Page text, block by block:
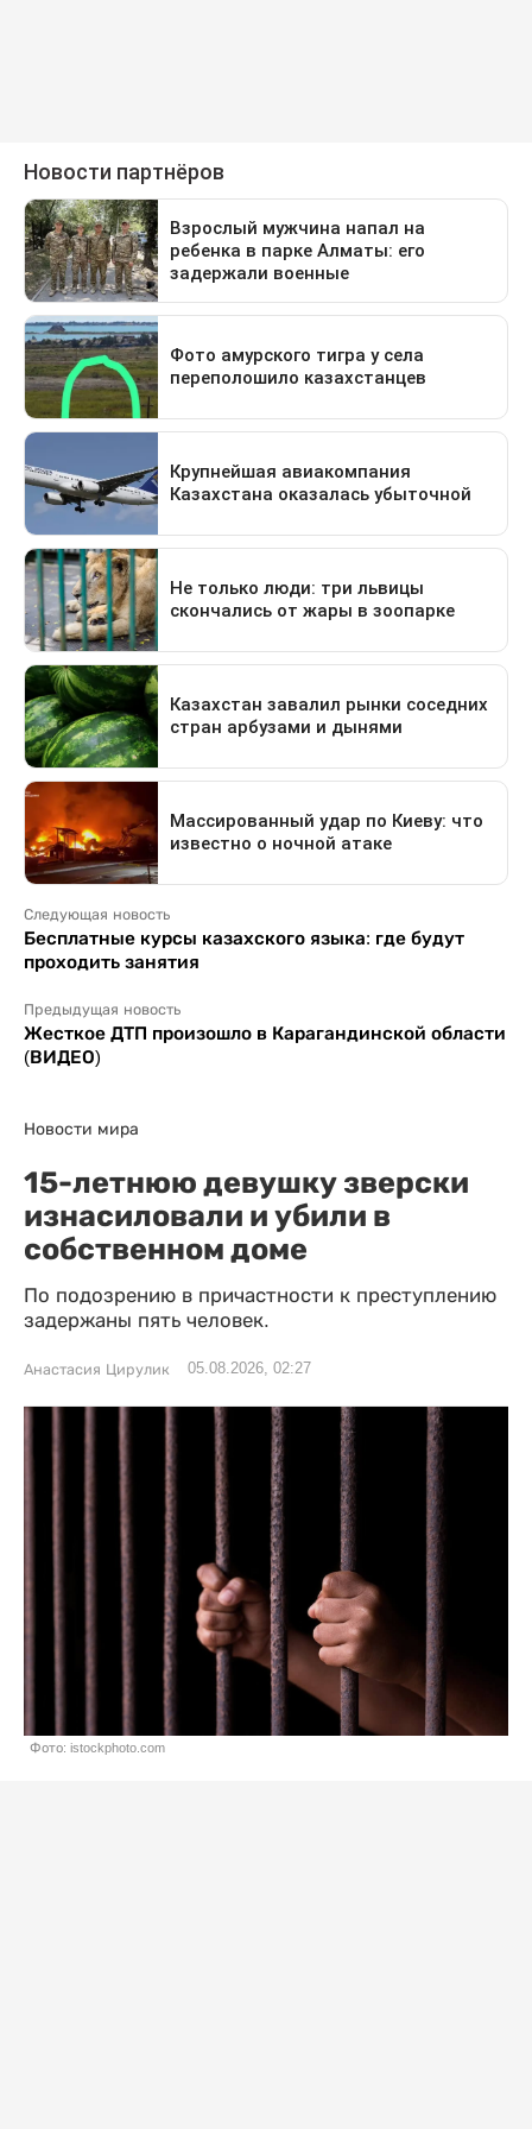
Следующая новость
Бесплатные курсы казахского языка: где будут
проходить занятия
Предыдущая новость
Жесткое ДТП произошло в Карагандинской области
(ВИДЕО)
Новости мира
15-летнюю девушку зверски
изнасиловали и убили в
собственном доме
По подозрению в причастности к преступлению
задержаны пять человек.
Анастасия Цирулик 05.08.2026, 02:27
Фото: istockphoto.com